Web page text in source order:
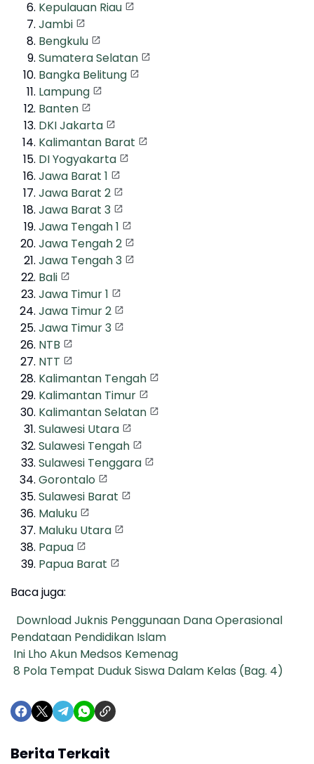
Kepulauan Riau
Jambi
Bengkulu
Sumatera Selatan
Bangka Belitung
Lampung
Banten
DKI Jakarta
Kalimantan Barat
DI Yogyakarta
Jawa Barat 1
Jawa Barat 2
Jawa Barat 3
Jawa Tengah 1
Jawa Tengah 2
Jawa Tengah 3
Bali
Jawa Timur 1
Jawa Timur 2
Jawa Timur 3
NTB
NTT
Kalimantan Tengah
Kalimantan Timur
Kalimantan Selatan
Sulawesi Utara
Sulawesi Tengah
Sulawesi Tenggara
Gorontalo
Sulawesi Barat
Maluku
Maluku Utara
Papua
Papua Barat
Baca juga:
Download Juknis Penggunaan Dana Operasional
Pendataan Pendidikan Islam
Ini Lho Akun Medsos Kemenag
8 Pola Tempat Duduk Siswa Dalam Kelas (Bag. 4)
Berita Terkait